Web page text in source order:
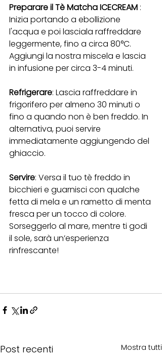
Preparare il Tè Matcha ICECREAM :
Inizia portando a ebollizione
l'acqua e poi lasciala raffreddare
leggermente, fino a circa 80°C.
Aggiungi la nostra miscela e lascia
in infusione per circa 3-4 minuti.
Refrigerare: Lascia raffreddare in
frigorifero per almeno 30 minuti o
fino a quando non è ben freddo. In
alternativa, puoi servire
immediatamente aggiungendo del
ghiaccio.
Servire: Versa il tuo tè freddo in
bicchieri e guarnisci con qualche
fetta di mela e un rametto di menta
fresca per un tocco di colore.
Sorseggerlo al mare, mentre ti godi
il sole, sarà un’esperienza
rinfrescante!
Post recenti Mostra tutti